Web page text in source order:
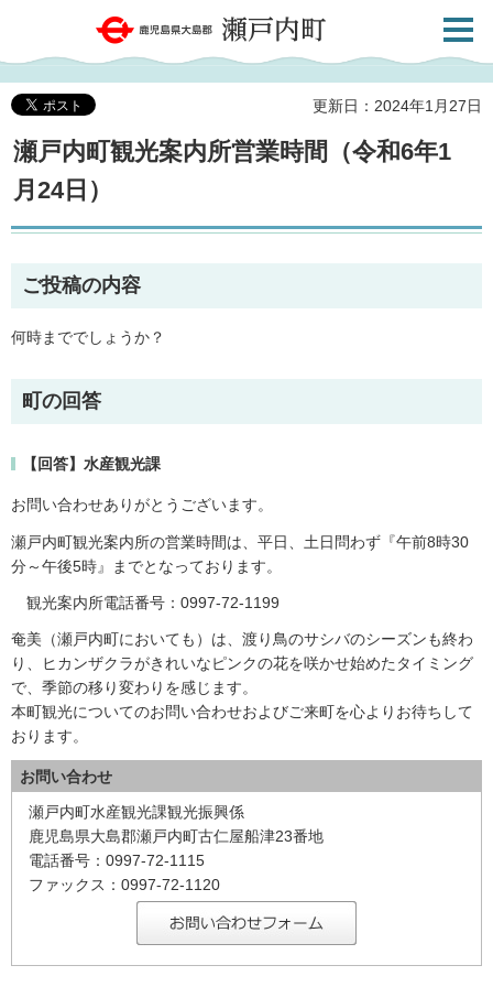
鹿児島県大島郡 瀬戸内町
共通メ
更新日：2024年1月27日
瀬戸内町観光案内所営業時間（令和6年1
月24日）
ご投稿の内容
何時まででしょうか？
町の回答
【回答】水産観光課
お問い合わせありがとうございます。
瀬戸内町観光案内所の営業時間は、平日、土日問わず『午前8時30
分～午後5時』までとなっております。
観光案内所電話番号：0997-72-1199
奄美（瀬戸内町においても）は、渡り鳥のサシバのシーズンも終わ
り、ヒカンザクラがきれいなピンクの花を咲かせ始めたタイミング
で、季節の移り変わりを感じます。
本町観光についてのお問い合わせおよびご来町を心よりお待ちして
おります。
お問い合わせ
瀬戸内町水産観光課観光振興係
鹿児島県大島郡瀬戸内町古仁屋船津23番地
電話番号：0997-72-1115
ファックス：0997-72-1120